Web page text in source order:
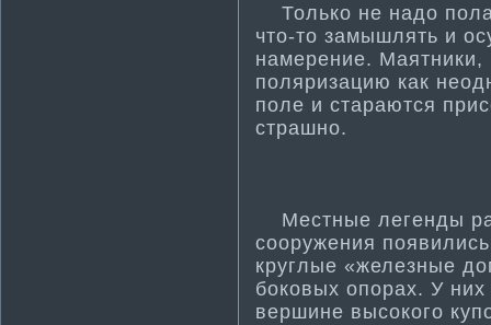
Только не надо
что-то замышлять и
намерение. Маятники,
поляризацию как
поле и стараются
страшно.
Местные легенды
сооружения
круглые «железные
боковых опорах. У
вершине высокого